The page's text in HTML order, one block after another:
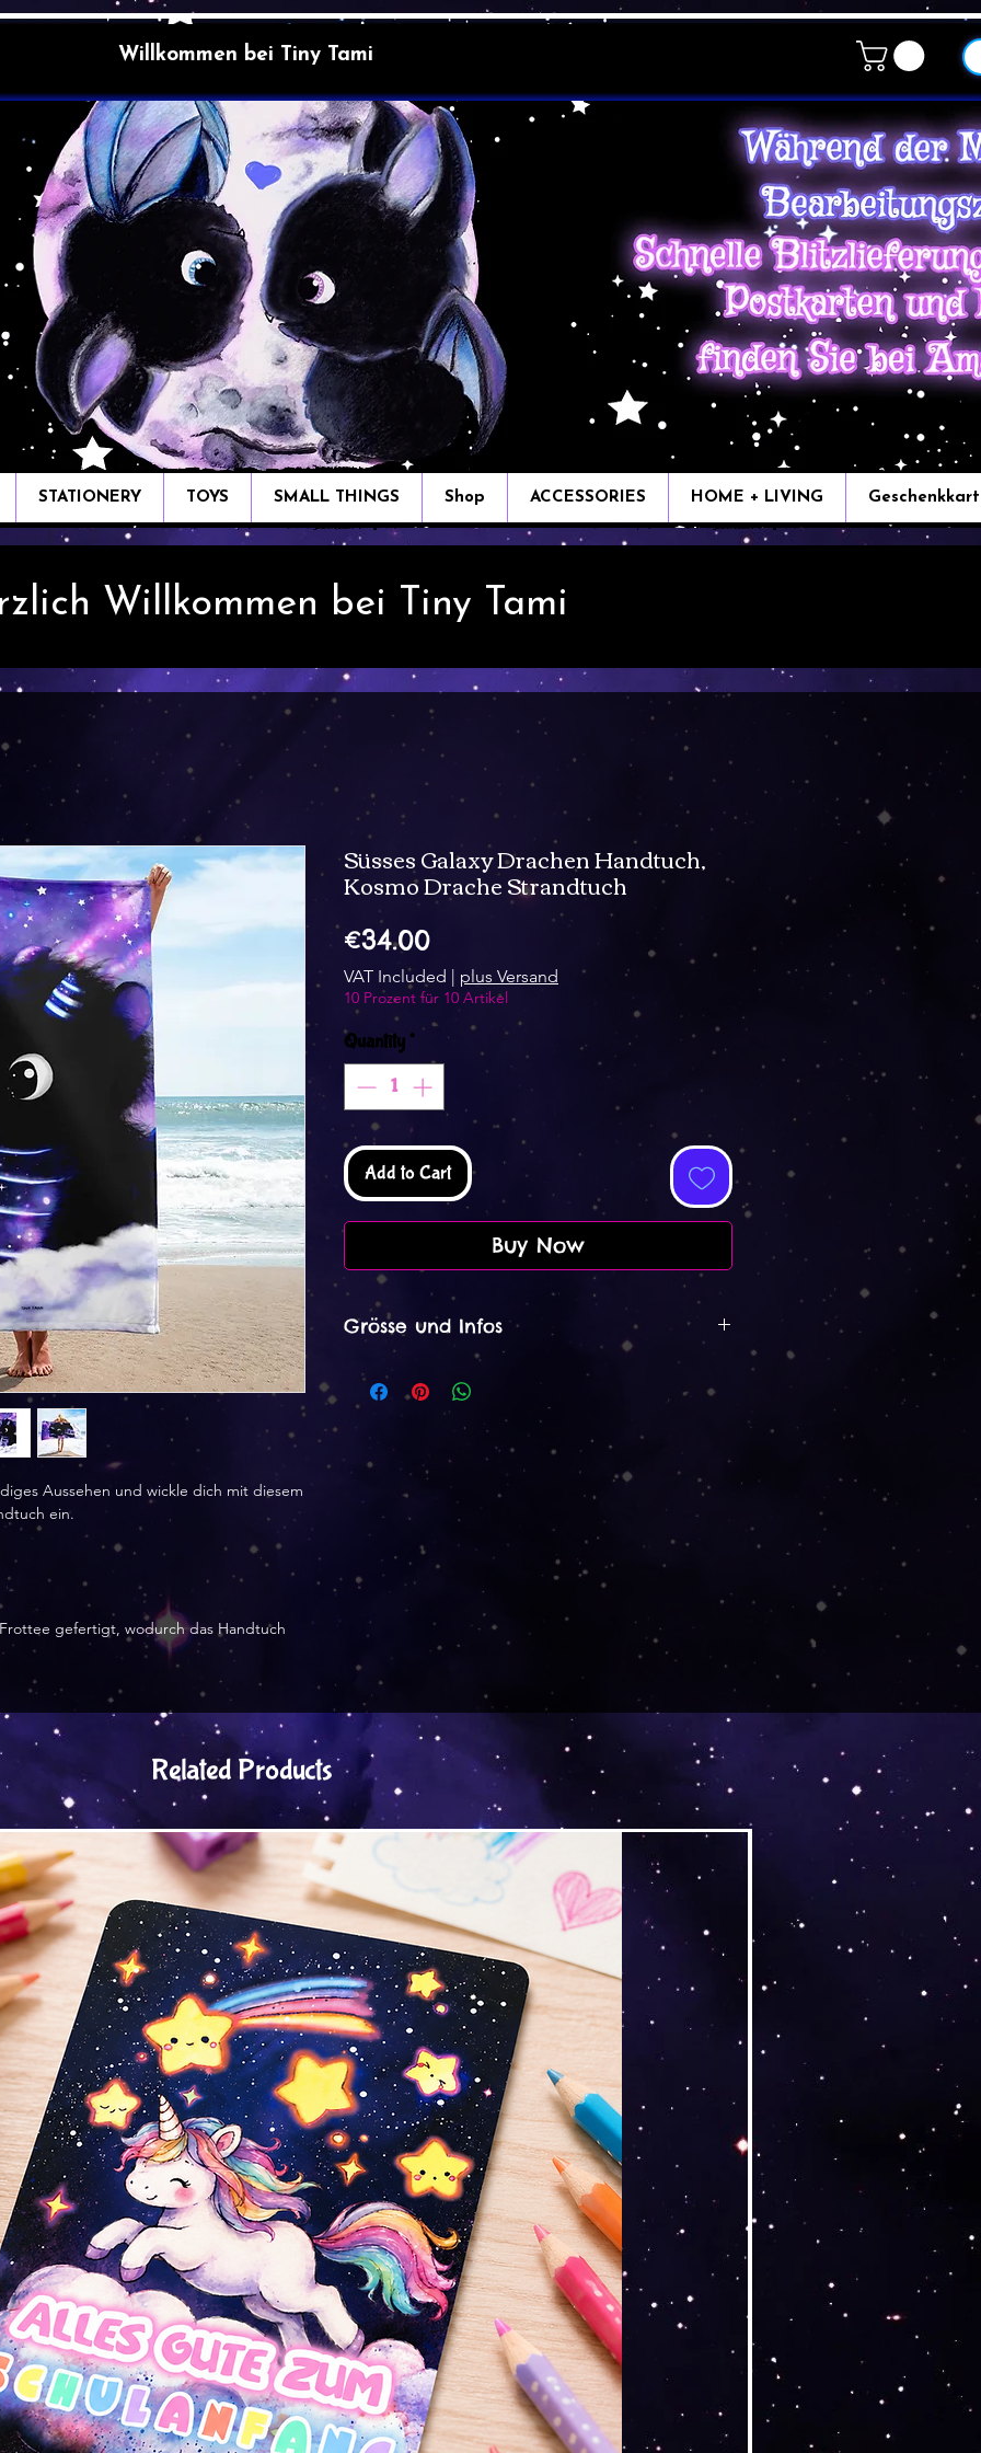
Willkommen bei Tiny Tami
STATIONERY TOYS SMALL THINGS Shop ACCESSORIES HOME + LIVING
Willkommen bei Tiny Tami
Aussehen und wickle dich mit diesem
ein.
gefertigt, wodurch das Handtuch
Süsses Galaxy Drachen Handtuch,
Kosmo Drache Strandtuch
€34.00Price
VAT Included | plus Versand
10 Prozent für 10 Artikel
Quantity*
Add to Cart
Buy Now
Grösse und Infos
Das Handtuch ist 152 x 76 cm gross.
Dieses Produkt wird im Print on demand
Verfahren hergestellt. Das heisst, es wird nach
Eingang der Bestellung von meiner Partnerfirma
in Lettland hergestellt, gedruckt und von dort
an Sie versendet in einem separaten Paket.
Related Products